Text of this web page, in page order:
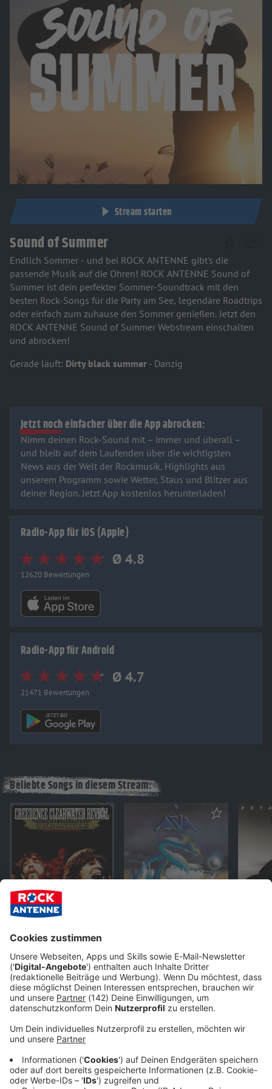
Stream starten
Sound of Summer
Endlich Sommer - und bei ROCK ANTENNE gibt's die
passende Musik auf die Ohren! ROCK ANTENNE Sound of
Summer ist dein perfekter Sommer-Soundtrack mit den
besten Rock-Songs für die Party am See, legendäre Roadtrips
oder einfach zum zuhause den Sommer genießen. Jetzt den
ROCK ANTENNE Sound of Summer Webstream einschalten
und abrocken!
Gerade läuft: Dirty black summer - Danzig
Jetzt noch einfacher über die App abrocken:
Nimm deinen Rock-Sound mit – immer und überall –
und bleib auf dem Laufenden über die wichtigsten
News aus der Welt der Rockmusik, Highlights aus
unserem Programm sowie Wetter, Staus und Blitzer aus
deiner Region. Jetzt App kostenlos herunterladen!
Radio-App für iOS (Apple)
Ø 4.8
12620 Bewertungen
Radio-App für Android
Ø 4.7
21471 Bewertungen
Beliebte Songs in diesem Stream:
PLAYLIST ANDERE WEBSTREAMS